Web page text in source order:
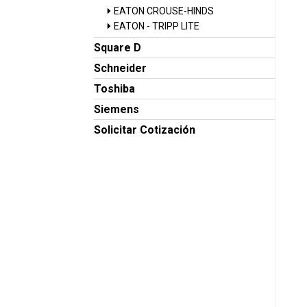
EATON CROUSE-HINDS
EATON - TRIPP LITE
Square D
Schneider
Toshiba
Siemens
Solicitar Cotización